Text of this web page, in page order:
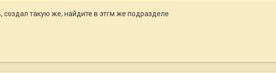
такую же, найдите в этгм же подразделе